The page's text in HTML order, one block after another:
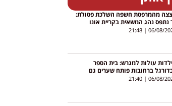
מהמרפסת חשפה השלכת פסולת:
נתפס נהג המשאית בקריית אונו
06/08/
21:48
עולות למגרש: בית הספר
ברחובות פותח שערים גם
06/08/
21:40